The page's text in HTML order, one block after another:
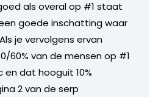
als overal op #1 staat
goede inschatting waar
je vervolgens ervan
60% van de mensen op #1
en dat hooguit 10%
2 van de serp